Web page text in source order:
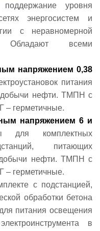
поддержание уровня
энергосистем и
с неравномерной
Обладают всеми
напряжением 0,38
питания
добычи нефти. ТМПН с
герметичные.
напряжением 6 и
для комплектных
питающих
добычи нефти. ТМПН с
герметичные.
с подстанцией,
обработки бетона
питания освещения
в